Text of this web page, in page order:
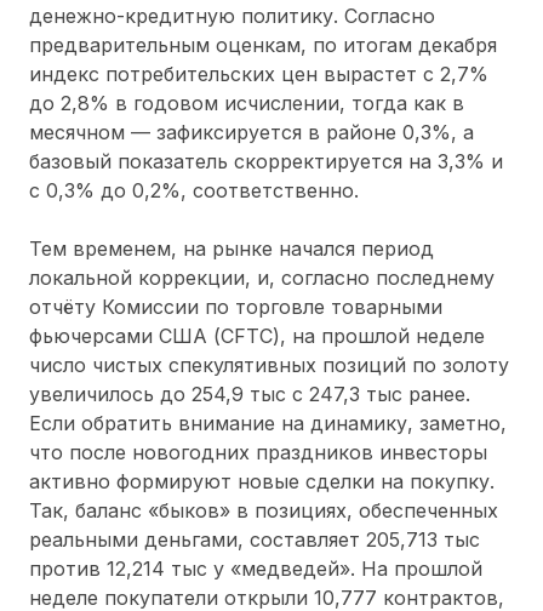
денежно-кредитную политику. Согласно
предварительным оценкам, по итогам декабря
индекс потребительских цен вырастет с 2,7%
до 2,8% в годовом исчислении, тогда как в
месячном — зафиксируется в районе 0,3%, а
базовый показатель скорректируется на 3,3% и
с 0,3% до 0,2%, соответственно.
Тем временем, на рынке начался период
локальной коррекции, и, согласно последнему
отчёту Комиссии по торговле товарными
фьючерсами США (CFTC), на прошлой неделе
число чистых спекулятивных позиций по золоту
увеличилось до 254,9 тыс с 247,3 тыс ранее.
Если обратить внимание на динамику, заметно,
что после новогодних праздников инвесторы
активно формируют новые сделки на покупку.
Так, баланс «быков» в позициях, обеспеченных
реальными деньгами, составляет 205,713 тыс
против 12,214 тыс у «медведей». На прошлой
неделе покупатели открыли 10,777 контрактов,